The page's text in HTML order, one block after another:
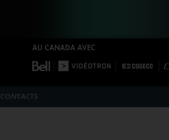
AU CANADA AVEC
CONTACTS